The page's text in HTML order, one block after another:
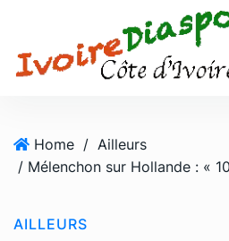
Home / Ailleurs
AILLEURS